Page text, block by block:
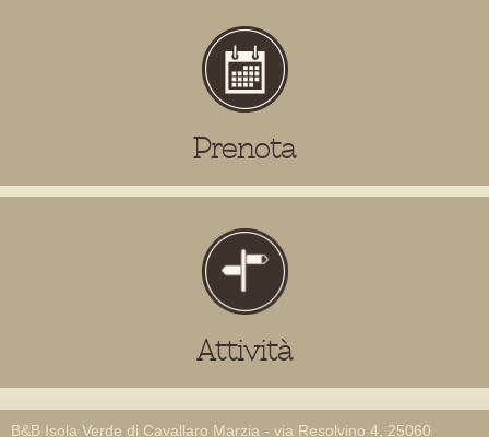
Prenota
Attività
B&B Isola Verde di Cavallaro Marzia - via Resolvino 4, 25060